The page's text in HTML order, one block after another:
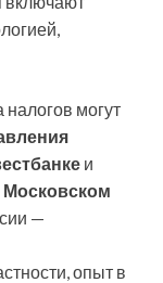
могут
и
Московском
—
опыт в